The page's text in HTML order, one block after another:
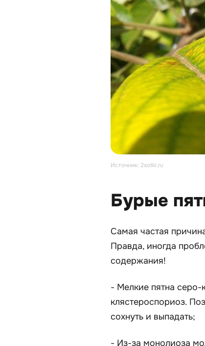
Источник: 2sotki.ru
Бурые
Самая частая
Правда, иногда
содержания!
- Мелкие пятна серо-
клястероспориоз.
сохнуть и выпадать;
- Из-за монолиоза